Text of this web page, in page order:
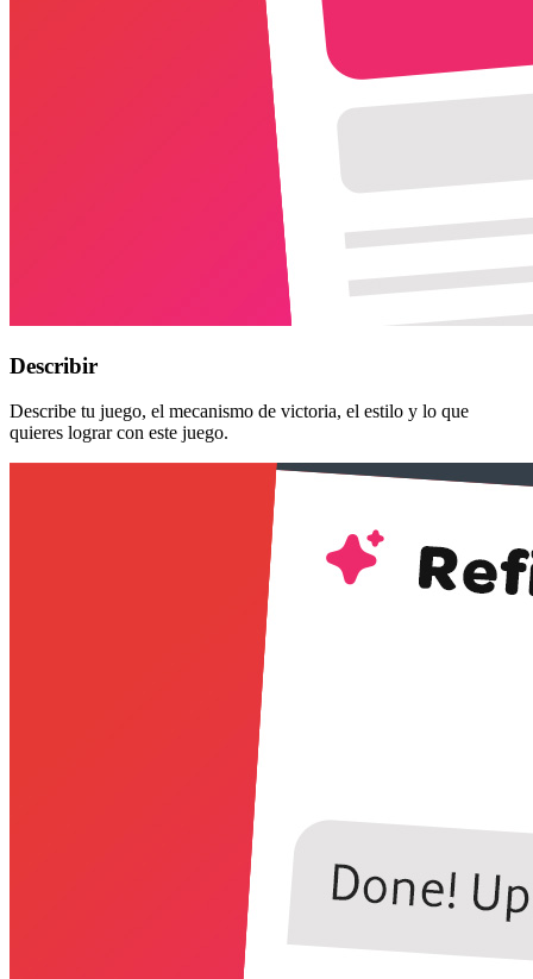
Describir
Describe tu juego, el mecanismo de victoria, el estilo y lo que
quieres lograr con este juego.